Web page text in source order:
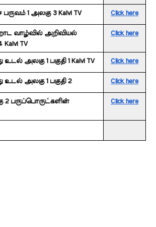
பருவம் 1 அலகு 3 Kalvi TV Click here
வாழ்வில் அறிவியல்
TV
Click here
உடல் அலகு 1 பகுதி 1 Kalvi TV Click here
உடல் அலகு 1 பகுதி 2 Click here
2 பருப்பொருட்களின்
Click here